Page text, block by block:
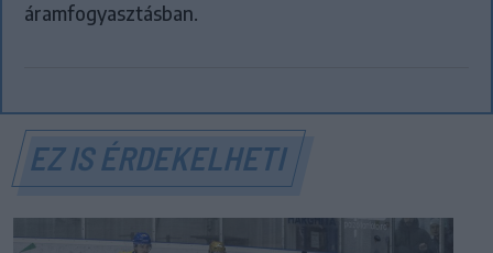
áramfogyasztásban.
EZ IS ÉRDEKELHETI